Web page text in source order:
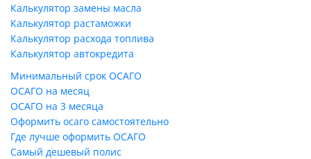
Калькулятор замены масла
Калькулятор растаможки
Калькулятор расхода топлива
Калькулятор автокредита
Минимальный срок ОСАГО
ОСАГО на месяц
ОСАГО на 3 месяца
Оформить осаго самостоятельно
Где лучше оформить ОСАГО
Самый дешевый полис